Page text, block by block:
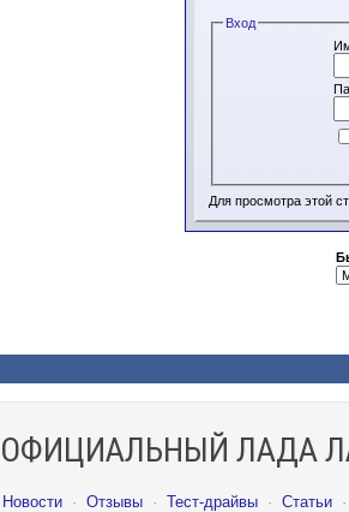
Вход
Для просмотра этой
ОФИЦИАЛЬНЫЙ ЛАДА
Новости · Отзывы · Тест-драйвы · Статьи ·